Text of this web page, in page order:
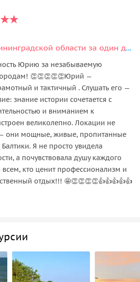
Пять городов Калининградской области за один день
Юрию за незабываемую
👏👏👏👏👏Юрий —
и тактичный . Слушать его —
знание истории сочетается с
и вниманием к
великолепно. Локации не
они мощные, живые, пропитанные
Я не просто увидела
а почувствовала душу каждого
кто ценит профессионализм и
отдых!!! 🤩👏👏👏👏👍👍👍👍👍